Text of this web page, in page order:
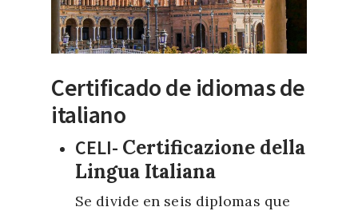
Certificado de idiomas de
italiano
CELI- Certificazione della
Lingua Italiana
Se divide en seis diplomas que